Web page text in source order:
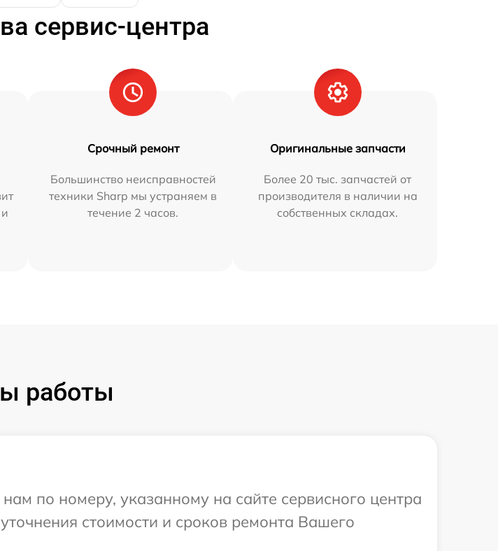
сервис-центра
Срочный ремонт
Большинство неисправностей
техники Sharp мы устраняем в
течение 2 часов.
Оригинальные запчасти
Более 20 тыс. запчастей от
производителя в наличии на
собственных складах.
работы
по номеру, указанному на сайте сервисного центра
стоимости и сроков ремонта Вашего